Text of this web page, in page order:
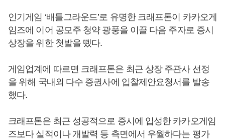
인기게임 ‘배틀그라운드’로 유명한 크래프톤이 카카오게
임즈에 이어 공모주 청약 광풍을 이끌 다음 주자로 증시
상장을 위한 첫발을 뗐다.
게임업계에 따르면 크래프톤은 최근 상장 주관사 선정
을 위해 국내외 다수 증권사에 입찰제안요청서를 발송
했다.
크래프톤은 최근 성공적으로 증시에 입성한 카카오게임
즈보다 실적이나 개발력 등 측면에서 우월하다는 평가